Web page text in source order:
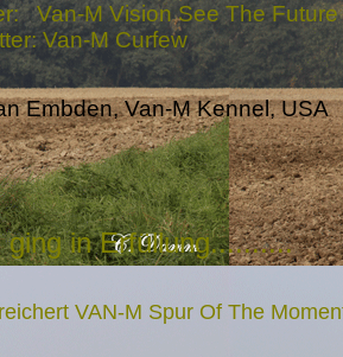
Vision See The Future
Van-M Curfew
Embden, Van-M Kennel, USA
ging in Erfüllung..........
VAN-M Spur Of The